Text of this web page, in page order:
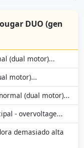
DUO (gen
(dual motor)...
motor)...
(dual motor)...
- overvoltage...
demasiado alta